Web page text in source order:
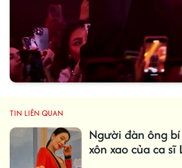
TIN LIÊN QUAN
Người đàn ông
xôn xao của ca sĩ